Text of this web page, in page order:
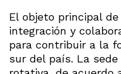
El objeto principal
integración y
para contribuir a la
sur del país. La